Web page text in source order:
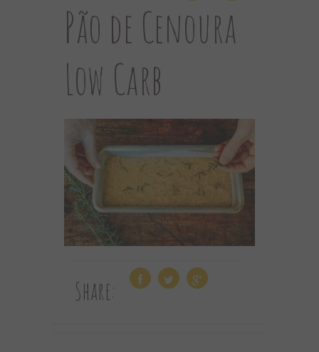
Pão de Cenoura
Low Carb
Share: